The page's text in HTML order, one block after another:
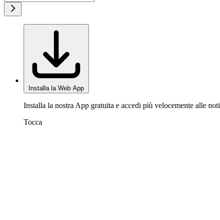
Installa la Web App
Installa la nostra App gratuita e accedi più velocemente alle
Tocca